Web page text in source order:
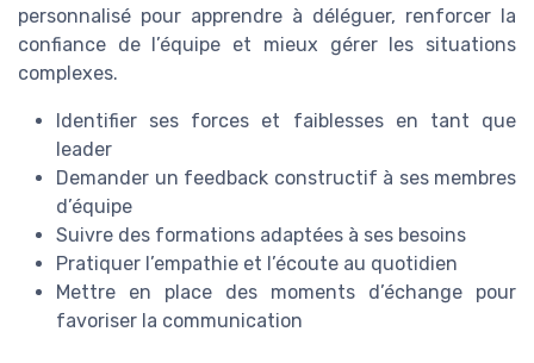
personnalisé pour apprendre à déléguer, renforcer la
confiance de l’équipe et mieux gérer les situations
complexes.
Identifier ses forces et faiblesses en tant que
leader
Demander un feedback constructif à ses membres
d’équipe
Suivre des formations adaptées à ses besoins
Pratiquer l’empathie et l’écoute au quotidien
Mettre en place des moments d’échange pour
favoriser la communication